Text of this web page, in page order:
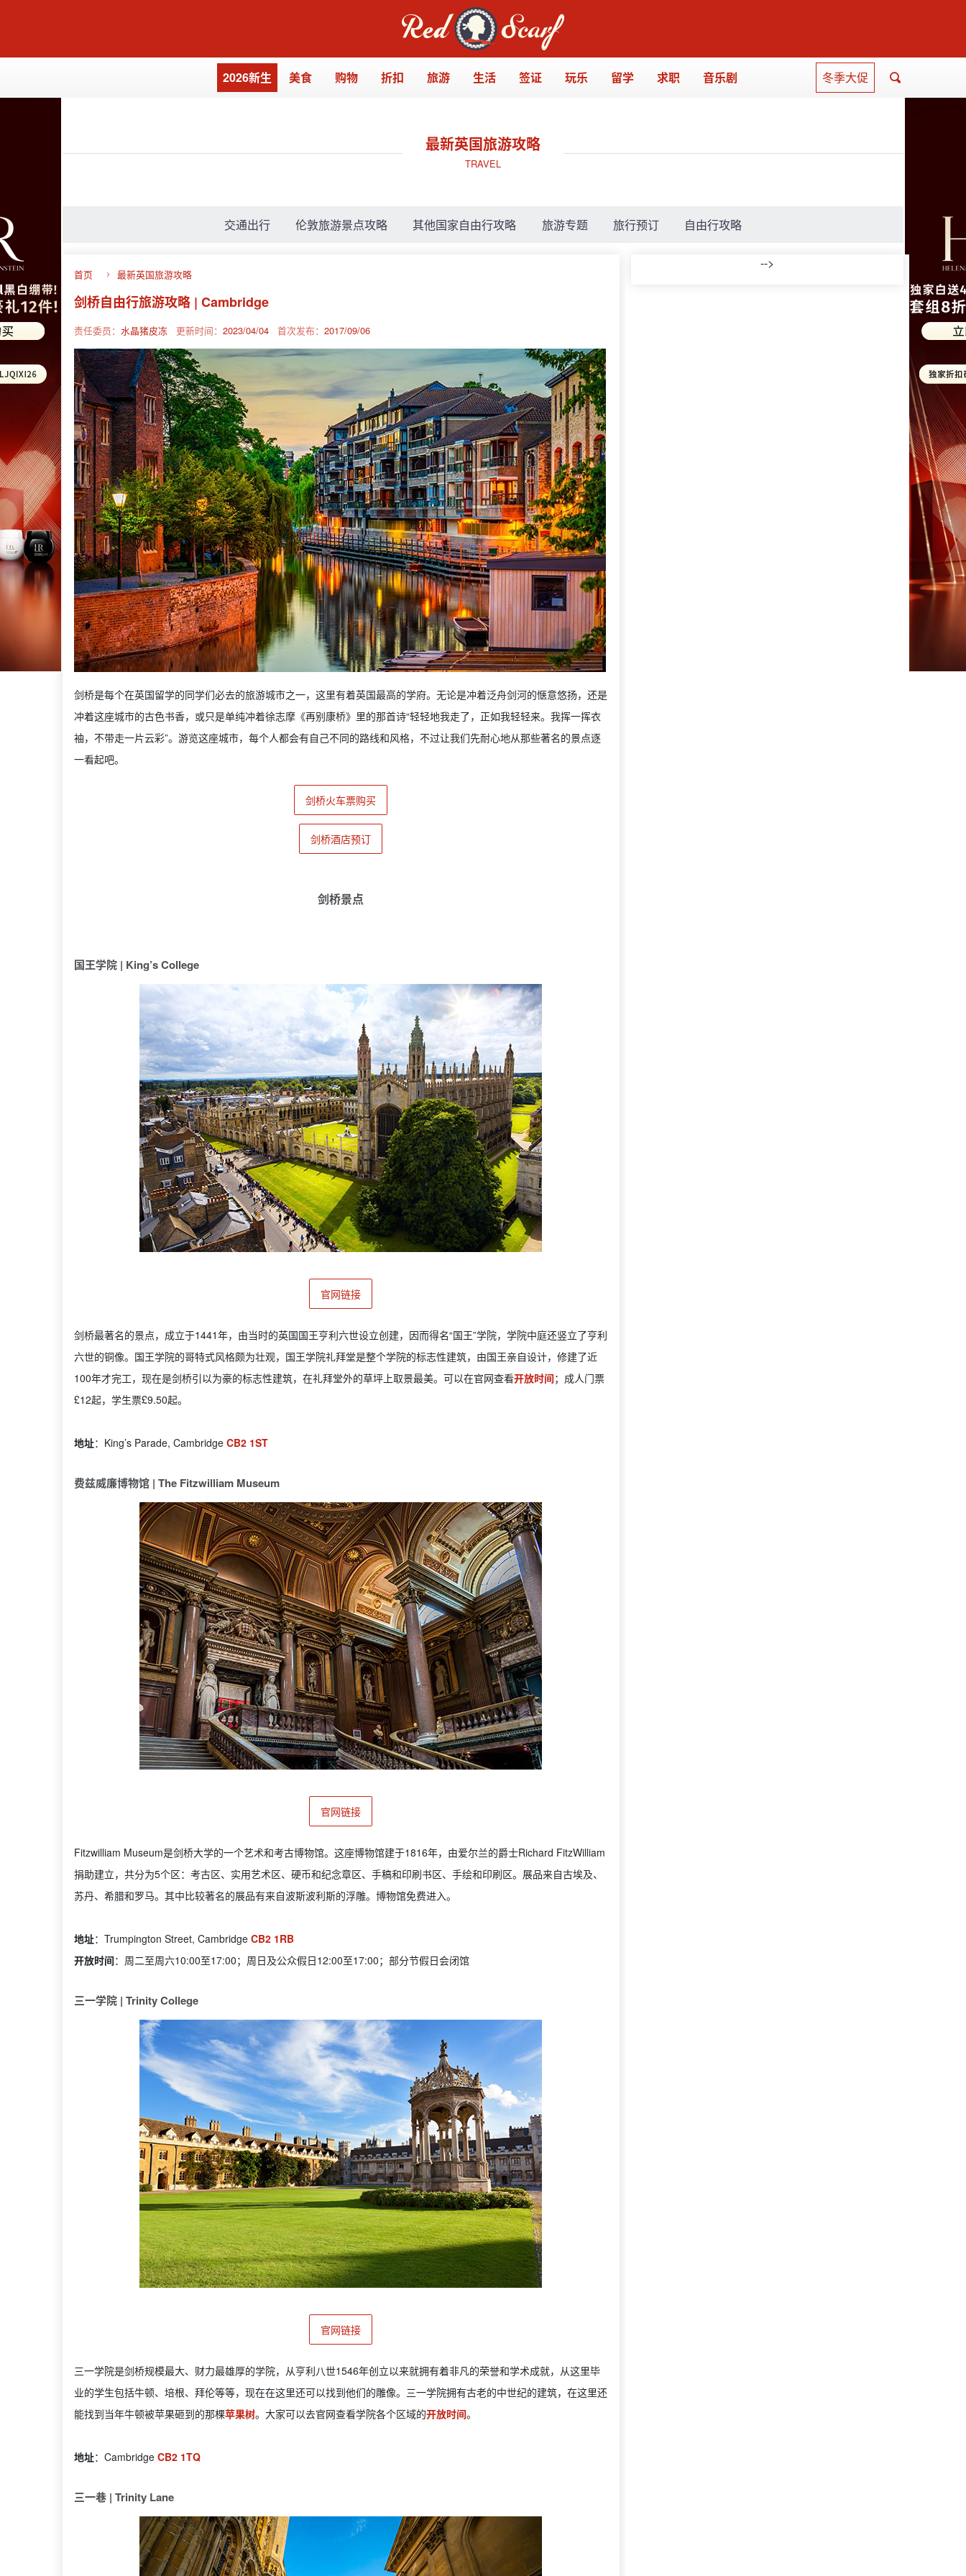
2026新生 美食 购物 折扣 旅游 生活 签证 玩乐 留学 求职 音乐剧 冬季大促
最新英国旅游攻略
TRAVEL
交通出行 伦敦旅游景点攻略 其他国家自由行攻略 旅游专题 旅行预订 自由行攻略
首页 最新英国旅游攻略
剑桥自由行旅游攻略 | Cambridge
责任委员： 水晶猪皮冻 更新时间： 2023/04/04 首次发布： 2017/09/06
剑桥是每个在英国留学的同学们必去的旅游城市之一，这里有着英国最高的学府。无论是冲着泛舟剑河的惬意悠扬，还是
冲着这座城市的古色书香，或只是单纯冲着徐志摩《再别康桥》里的那首诗“轻轻地我走了，正如我轻轻来。我挥一挥衣
袖，不带走一片云彩”。游览这座城市，每个人都会有自己不同的路线和风格，不过让我们先耐心地从那些著名的景点逐
一看起吧。
剑桥火车票购买
剑桥酒店预订
剑桥景点
国王学院 | King’s College
官网链接
剑桥最著名的景点，成立于1441年，由当时的英国国王亨利六世设立创建，因而得名“国王”学院，学院中庭还竖立了亨利
六世的铜像。国王学院的哥特式风格颇为壮观，国王学院礼拜堂是整个学院的标志性建筑，由国王亲自设计，修建了近
100年才完工，现在是剑桥引以为豪的标志性建筑，在礼拜堂外的草坪上取景最美。可以在官网查看开放时间；成人门票
£12起，学生票£9.50起。
地址：King’s Parade, Cambridge CB2 1ST
费兹威廉博物馆 | The Fitzwilliam Museum
官网链接
Fitzwilliam Museum是剑桥大学的一个艺术和考古博物馆。这座博物馆建于1816年，由爱尔兰的爵士Richard FitzWilliam
捐助建立，共分为5个区：考古区、实用艺术区、硬币和纪念章区、手稿和印刷书区、手绘和印刷区。展品来自古埃及、
苏丹、希腊和罗马。其中比较著名的展品有来自波斯波利斯的浮雕。博物馆免费进入。
地址：Trumpington Street, Cambridge CB2 1RB
开放时间：周二至周六10:00至17:00；周日及公众假日12:00至17:00；部分节假日会闭馆
三一学院 | Trinity College
官网链接
三一学院是剑桥规模最大、财力最雄厚的学院，从亨利八世1546年创立以来就拥有着非凡的荣誉和学术成就，从这里毕
业的学生包括牛顿、培根、拜伦等等，现在在这里还可以找到他们的雕像。三一学院拥有古老的中世纪的建筑，在这里还
能找到当年牛顿被苹果砸到的那棵苹果树。大家可以去官网查看学院各个区域的开放时间。
地址：Cambridge CB2 1TQ
三一巷 | Trinity Lane
-->